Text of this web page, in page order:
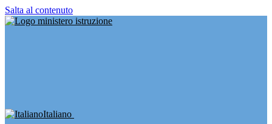
Salta al contenuto
Italiano